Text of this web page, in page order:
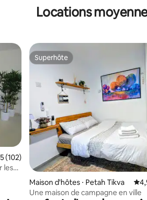
Locations
moyenne sur la base de 102
(102)
les
Superhôte
Superhôte
Maison d'hôtes ⋅ Petah Tikva
Une maison de campagne en ville